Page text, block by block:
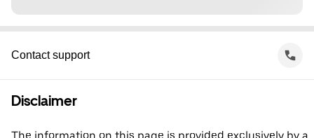
Contact support
Disclaimer